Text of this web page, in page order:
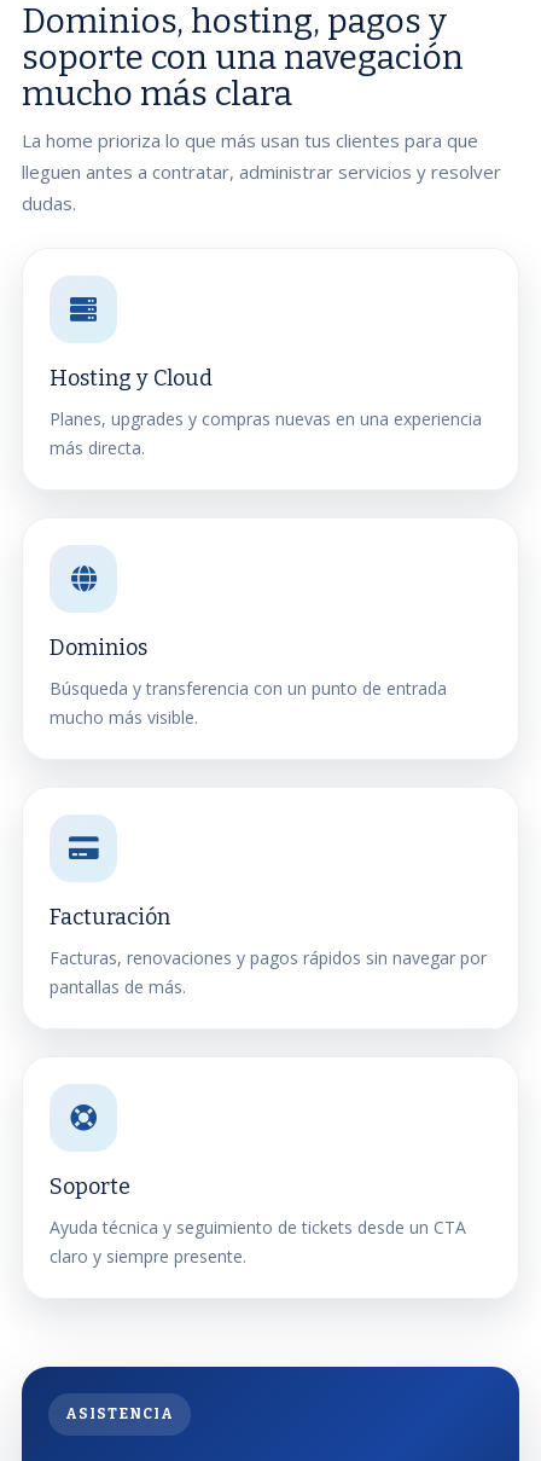
Dominios, hosting, pagos y
soporte con una navegación
mucho más clara
La home prioriza lo que más usan tus clientes para que
lleguen antes a contratar, administrar servicios y resolver
dudas.
Hosting y Cloud
Planes, upgrades y compras nuevas en una experiencia
más directa.
Dominios
Búsqueda y transferencia con un punto de entrada
mucho más visible.
Facturación
Facturas, renovaciones y pagos rápidos sin navegar por
pantallas de más.
Soporte
Ayuda técnica y seguimiento de tickets desde un CTA
claro y siempre presente.
ASISTENCIA